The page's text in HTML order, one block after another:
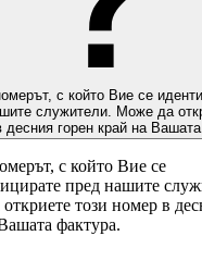
с който Вие се
служители. Може да
десния горен край на
с който Вие се
пред нашите
този номер в
фактура.